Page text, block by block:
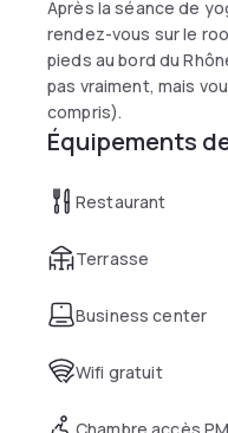
Après la séance de
rendez-vous sur le
pieds au bord du
pas vraiment, mais
compris).
Équipements
Restaurant
Terrasse
Business center
Wifi gratuit